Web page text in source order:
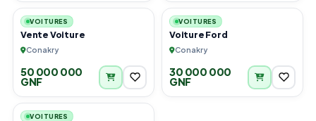
VOITURES
Vente Voiture
Conakry
50 000 000
GNF
VOITURES
Voiture Ford
Conakry
30 000 000
GNF
6
VOITURES